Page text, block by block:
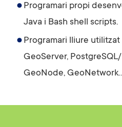
Programari propi
Java i Bash shell scripts.
Programari lliure
GeoServer,
GeoNode,